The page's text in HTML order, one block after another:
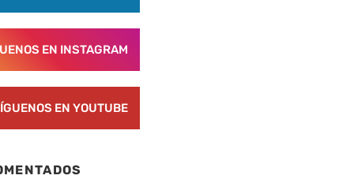
EN INSTAGRAM
EN YOUTUBE